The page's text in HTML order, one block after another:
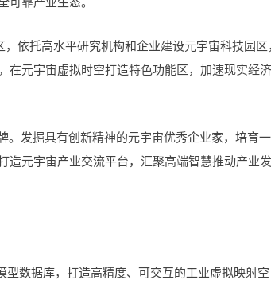
依托高水平研究机构和企业建设元宇宙科技园区
在元宇宙虚拟时空打造特色功能区，加速现实经
。发掘具有创新精神的元宇宙优秀企业家，培育
造元宇宙产业交流平台，汇聚高端智慧推动产业发
数据库，打造高精度、可交互的工业虚拟映射空